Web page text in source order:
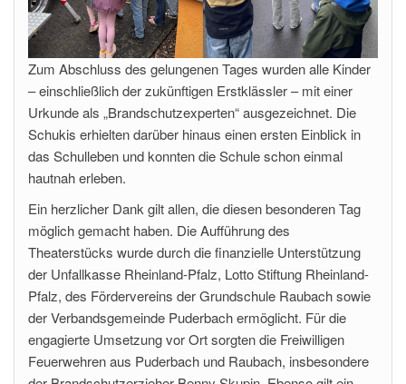
Zum Abschluss des gelungenen Tages wurden alle Kinder
– einschließlich der zukünftigen Erstklässler – mit einer
Urkunde als „Brandschutzexperten“ ausgezeichnet. Die
Schukis erhielten darüber hinaus einen ersten Einblick in
das Schulleben und konnten die Schule schon einmal
hautnah erleben.
Ein herzlicher Dank gilt allen, die diesen besonderen Tag
möglich gemacht haben. Die Aufführung des
Theaterstücks wurde durch die finanzielle Unterstützung
der Unfallkasse Rheinland-Pfalz, Lotto Stiftung Rheinland-
Pfalz, des Fördervereins der Grundschule Raubach sowie
der Verbandsgemeinde Puderbach ermöglicht. Für die
engagierte Umsetzung vor Ort sorgten die Freiwilligen
Feuerwehren aus Puderbach und Raubach, insbesondere